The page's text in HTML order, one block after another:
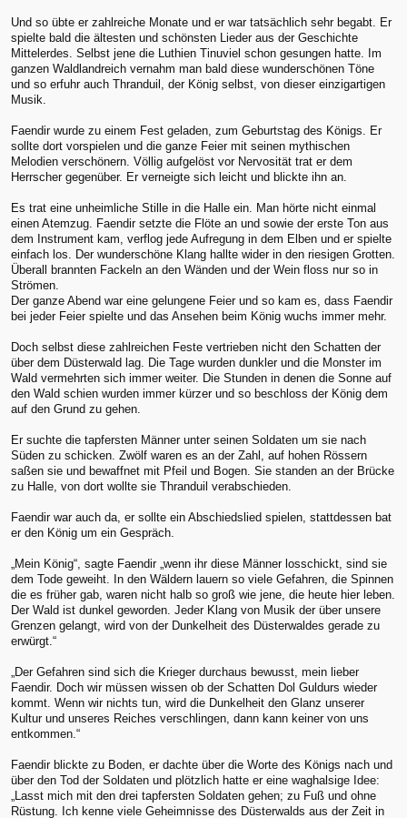
Und so übte er zahlreiche Monate und er war tatsächlich sehr begabt. Er
spielte bald die ältesten und schönsten Lieder aus der Geschichte
Mittelerdes. Selbst jene die Luthien Tinuviel schon gesungen hatte. Im
ganzen Waldlandreich vernahm man bald diese wunderschönen Töne
und so erfuhr auch Thranduil, der König selbst, von dieser einzigartigen
Musik.
Faendir wurde zu einem Fest geladen, zum Geburtstag des Königs. Er
sollte dort vorspielen und die ganze Feier mit seinen mythischen
Melodien verschönern. Völlig aufgelöst vor Nervosität trat er dem
Herrscher gegenüber. Er verneigte sich leicht und blickte ihn an.
Es trat eine unheimliche Stille in die Halle ein. Man hörte nicht einmal
einen Atemzug. Faendir setzte die Flöte an und sowie der erste Ton aus
dem Instrument kam, verflog jede Aufregung in dem Elben und er spielte
einfach los. Der wunderschöne Klang hallte wider in den riesigen Grotten.
Überall brannten Fackeln an den Wänden und der Wein floss nur so in
Strömen.
Der ganze Abend war eine gelungene Feier und so kam es, dass Faendir
bei jeder Feier spielte und das Ansehen beim König wuchs immer mehr.
Doch selbst diese zahlreichen Feste vertrieben nicht den Schatten der
über dem Düsterwald lag. Die Tage wurden dunkler und die Monster im
Wald vermehrten sich immer weiter. Die Stunden in denen die Sonne auf
den Wald schien wurden immer kürzer und so beschloss der König dem
auf den Grund zu gehen.
Er suchte die tapfersten Männer unter seinen Soldaten um sie nach
Süden zu schicken. Zwölf waren es an der Zahl, auf hohen Rössern
saßen sie und bewaffnet mit Pfeil und Bogen. Sie standen an der Brücke
zu Halle, von dort wollte sie Thranduil verabschieden.
Faendir war auch da, er sollte ein Abschiedslied spielen, stattdessen bat
er den König um ein Gespräch.
„Mein König“, sagte Faendir „wenn ihr diese Männer losschickt, sind sie
dem Tode geweiht. In den Wäldern lauern so viele Gefahren, die Spinnen
die es früher gab, waren nicht halb so groß wie jene, die heute hier leben.
Der Wald ist dunkel geworden. Jeder Klang von Musik der über unsere
Grenzen gelangt, wird von der Dunkelheit des Düsterwaldes gerade zu
erwürgt.“
„Der Gefahren sind sich die Krieger durchaus bewusst, mein lieber
Faendir. Doch wir müssen wissen ob der Schatten Dol Guldurs wieder
kommt. Wenn wir nichts tun, wird die Dunkelheit den Glanz unserer
Kultur und unseres Reiches verschlingen, dann kann keiner von uns
entkommen.“
Faendir blickte zu Boden, er dachte über die Worte des Königs nach und
über den Tod der Soldaten und plötzlich hatte er eine waghalsige Idee:
„Lasst mich mit den drei tapfersten Soldaten gehen; zu Fuß und ohne
Rüstung. Ich kenne viele Geheimnisse des Düsterwalds aus der Zeit in